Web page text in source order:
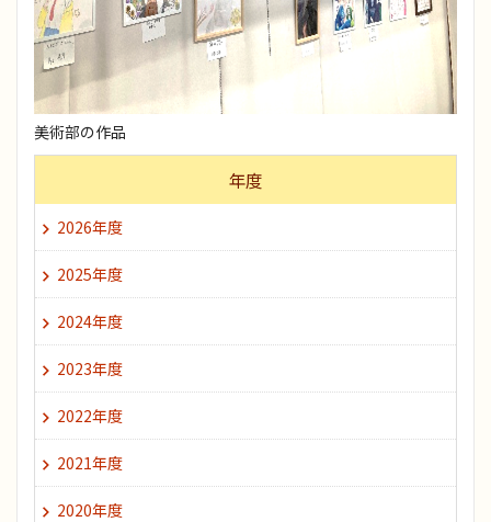
美術部の作品
年度
2026年度
2025年度
2024年度
2023年度
2022年度
2021年度
2020年度